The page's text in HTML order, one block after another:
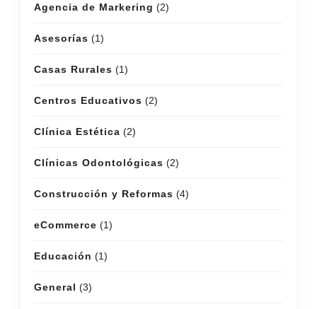
Agencia de Markering (2)
Asesorías (1)
Casas Rurales (1)
Centros Educativos (2)
Clínica Estética (2)
Clínicas Odontológicas (2)
Construcción y Reformas (4)
eCommerce (1)
Educación (1)
General (3)